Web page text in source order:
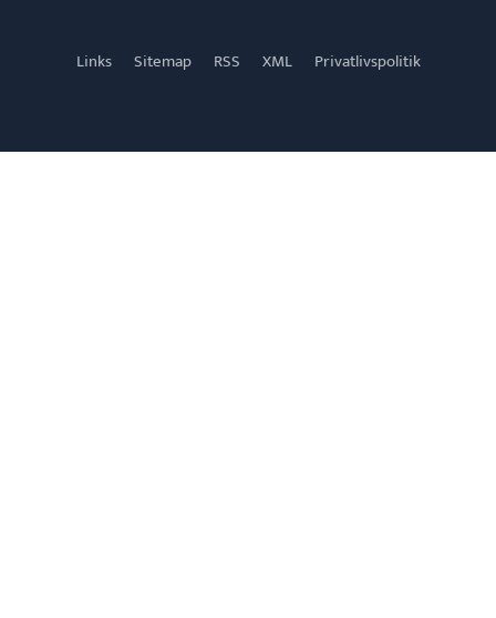
Links Sitemap RSS XML Privatlivspolitik